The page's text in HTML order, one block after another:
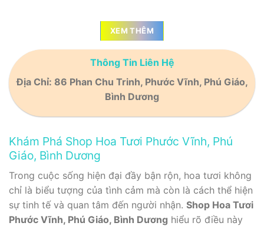
XEM THÊM
Thông Tin Liên Hệ
Địa Chỉ: 86 Phan Chu Trinh, Phước Vĩnh, Phú Giáo,
Bình Dương
Khám Phá Shop Hoa Tươi Phước Vĩnh, Phú
Giáo, Bình Dương
Trong cuộc sống hiện đại đầy bận rộn, hoa tươi không
chỉ là biểu tượng của tình cảm mà còn là cách thể hiện
sự tinh tế và quan tâm đến người nhận. Shop Hoa Tươi
Phước Vĩnh, Phú Giáo, Bình Dương hiểu rõ điều này